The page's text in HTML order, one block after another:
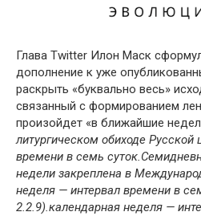
Глава Twitter Илон Маск
дополнение к уже
раскрыть «буквально весь»
связанный с формированием
произойдет «в ближайшие
литургическом обиходе Русской
времени в семь
недели закреплена в
неделя — интервал времени в
2.2.9).календарная неделя —